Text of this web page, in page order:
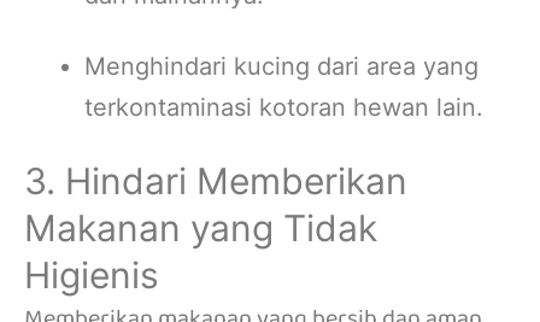
Menghindari kucing dari area yang
terkontaminasi kotoran hewan lain.
3. Hindari Memberikan
Makanan yang Tidak
Higienis